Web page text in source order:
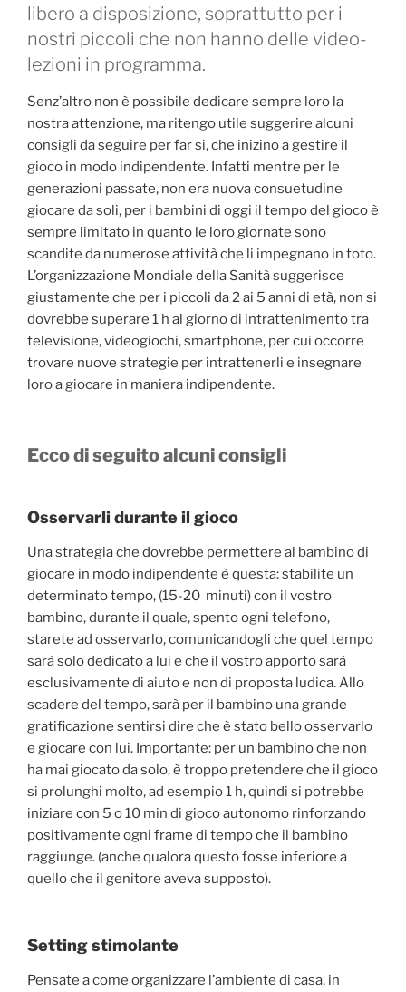
libero a disposizione, soprattutto per i
nostri piccoli che non hanno delle video-
lezioni in programma.
Senz’altro non è possibile dedicare sempre loro la
nostra attenzione, ma ritengo utile suggerire alcuni
consigli da seguire per far si, che inizino a gestire il
gioco in modo indipendente. Infatti mentre per le
generazioni passate, non era nuova consuetudine
giocare da soli, per i bambini di oggi il tempo del gioco è
sempre limitato in quanto le loro giornate sono
scandite da numerose attività che li impegnano in toto.
L’organizzazione Mondiale della Sanità suggerisce
giustamente che per i piccoli da 2 ai 5 anni di età, non si
dovrebbe superare 1 h al giorno di intrattenimento tra
televisione, videogiochi, smartphone, per cui occorre
trovare nuove strategie per intrattenerli e insegnare
loro a giocare in maniera indipendente.
Ecco di seguito alcuni consigli
Osservarli durante il gioco
Una strategia che dovrebbe permettere al bambino di
giocare in modo indipendente è questa: stabilite un
determinato tempo, (15-20 minuti) con il vostro
bambino, durante il quale, spento ogni telefono,
starete ad osservarlo, comunicandogli che quel tempo
sarà solo dedicato a lui e che il vostro apporto sarà
esclusivamente di aiuto e non di proposta ludica. Allo
scadere del tempo, sarà per il bambino una grande
gratificazione sentirsi dire che è stato bello osservarlo
e giocare con lui. Importante: per un bambino che non
ha mai giocato da solo, è troppo pretendere che il gioco
si prolunghi molto, ad esempio 1 h, quindi si potrebbe
iniziare con 5 o 10 min di gioco autonomo rinforzando
positivamente ogni frame di tempo che il bambino
raggiunge. (anche qualora questo fosse inferiore a
quello che il genitore aveva supposto).
Setting stimolante
Pensate a come organizzare l’ambiente di casa, in